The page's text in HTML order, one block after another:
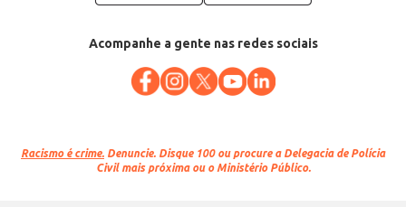
Acompanhe a gente nas redes sociais
Racismo é crime. Denuncie. Disque 100 ou procure a Delegacia de Polícia
Civil mais próxima ou o Ministério Público.